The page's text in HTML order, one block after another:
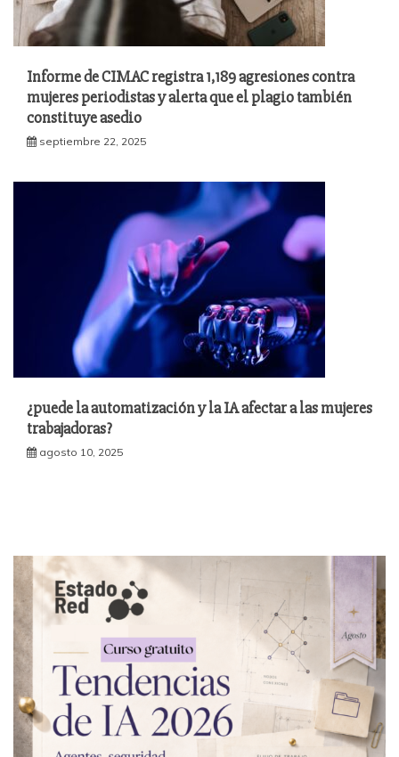
Informe de CIMAC registra 1,189 agresiones contra
mujeres periodistas y alerta que el plagio también
constituye asedio
septiembre 22, 2025
¿puede la automatización y la IA afectar a las mujeres
trabajadoras?
agosto 10, 2025